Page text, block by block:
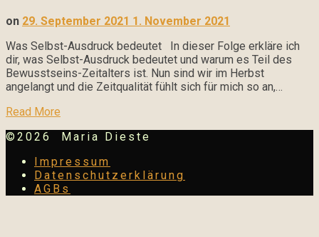
on 29. September 2021 1. November 2021
Was Selbst-Ausdruck bedeutet In dieser Folge erkläre ich
dir, was Selbst-Ausdruck bedeutet und warum es Teil des
Bewusstseins-Zeitalters ist. Nun sind wir im Herbst
angelangt und die Zeitqualität fühlt sich für mich so an,…
Read More
©2026 Maria Dieste
Impressum
Datenschutzerklärung
AGBs